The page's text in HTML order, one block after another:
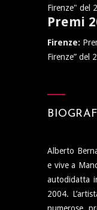
Firenze" del
Premi
Firenze:
Firenze” del
Alberto
e vive a
autodidatta
2004.